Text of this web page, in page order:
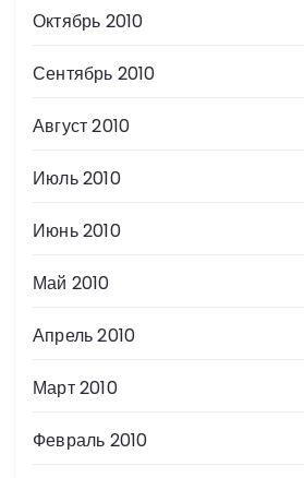
Октябрь 2010
Сентябрь 2010
Август 2010
Июль 2010
Июнь 2010
Май 2010
Апрель 2010
Март 2010
Февраль 2010